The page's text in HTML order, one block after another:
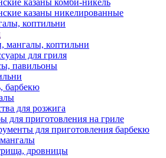
казаны комби-никель
казаны никелированные
коптильни
мангалы, коптильни
для гриля
павильоны
барбекю
для розжига
для приготовления на гриле
для приготовления барбекю
дровницы